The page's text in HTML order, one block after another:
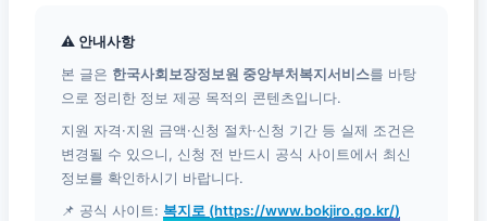
⚠ 안내사항
본 글은 한국사회보장정보원 중앙부처복지서비스를 바탕
으로 정리한 정보 제공 목적의 콘텐츠입니다.
지원 자격·지원 금액·신청 절차·신청 기간 등 실제 조건은
변경될 수 있으니, 신청 전 반드시 공식 사이트에서 최신
정보를 확인하시기 바랍니다.
📌 공식 사이트: 복지로 (https://www.bokjiro.go.kr/)